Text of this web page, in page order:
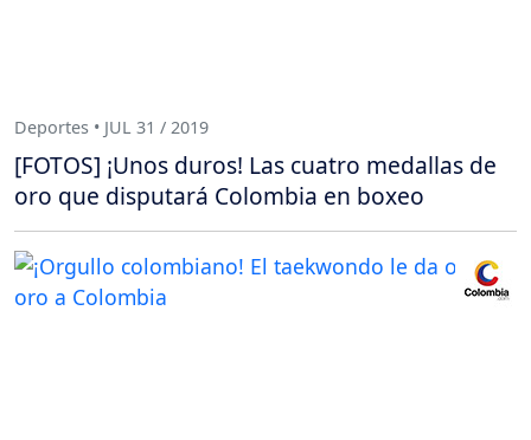
Deportes • JUL 31 / 2019
[FOTOS] ¡Unos duros! Las cuatro medallas de
oro que disputará Colombia en boxeo